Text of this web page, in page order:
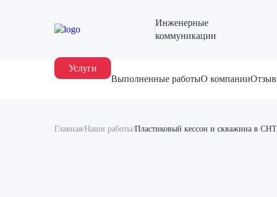
Инженерные
коммуникации
Услуги
Выполненные работыО компании
Главная/Наши работы/Пластиковый кессон и скважина в